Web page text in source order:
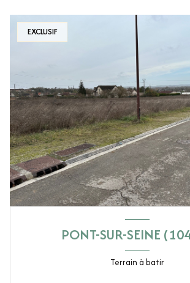
EXCLUSIF
PONT-SUR-SEINE
Terrain à batir